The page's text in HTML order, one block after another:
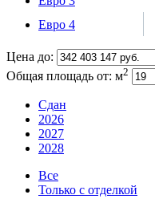
Евро 4
Цена до:
Общая площадь от: м2
Сдан
2026
2027
2028
Все
Только с отделкой